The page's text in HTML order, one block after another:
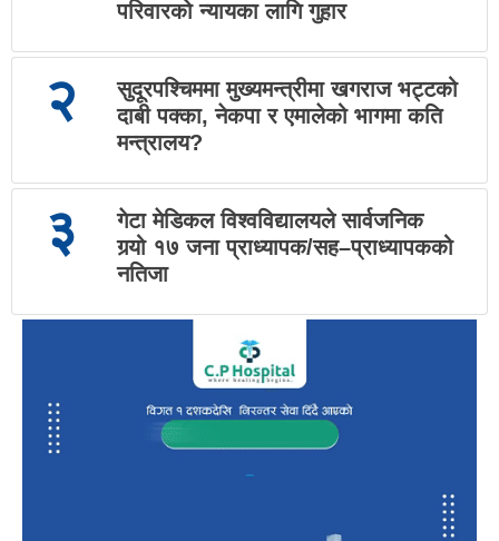
परिवारको न्यायका लागि गुहार
२
सुदूरपश्चिममा मुख्यमन्त्रीमा खगराज भट्टको
दाबी पक्का, नेकपा र एमालेको भागमा कति
मन्त्रालय?
३
गेटा मेडिकल विश्वविद्यालयले सार्वजनिक
गर्‍यो १७ जना प्राध्यापक/सह–प्राध्यापकको
नतिजा